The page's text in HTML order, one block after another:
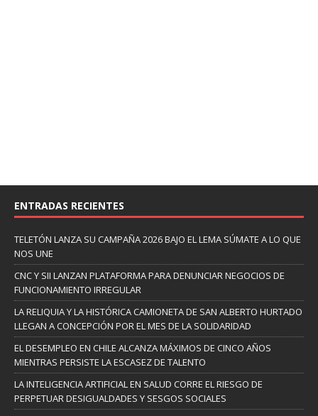
ENTRADAS RECIENTES
TELETÓN LANZA SU CAMPAÑA 2026 BAJO EL LEMA SÚMATE A LO QUE
NOS UNE
CNC Y SII LANZAN PLATAFORMA PARA DENUNCIAR NEGOCIOS DE
FUNCIONAMIENTO IRREGULAR
LA RELIQUIA Y LA HISTÓRICA CAMIONETA DE SAN ALBERTO HURTADO
LLEGAN A CONCEPCIÓN POR EL MES DE LA SOLIDARIDAD
EL DESEMPLEO EN CHILE ALCANZA MÁXIMOS DE CINCO AÑOS
MIENTRAS PERSISTE LA ESCASEZ DE TALENTO
LA INTELIGENCIA ARTIFICIAL EN SALUD CORRE EL RIESGO DE
PERPETUAR DESIGUALDADES Y SESGOS SOCIALES